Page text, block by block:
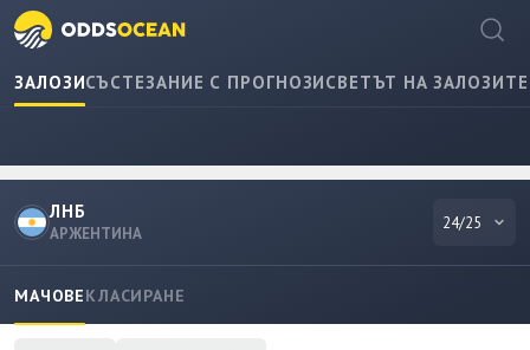
ЗАЛОЗИСЪСТЕЗАНИЕ С ПРОГНОЗИСВЕТЪТ НА ЗАЛОЗИТЕ
ЛНБ
АРЖЕНТИНА
24/25
МАЧОВЕКЛАСИРАНЕ